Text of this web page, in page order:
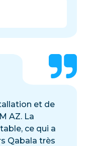
et de
AZ. La
ce qui a
Qabala très